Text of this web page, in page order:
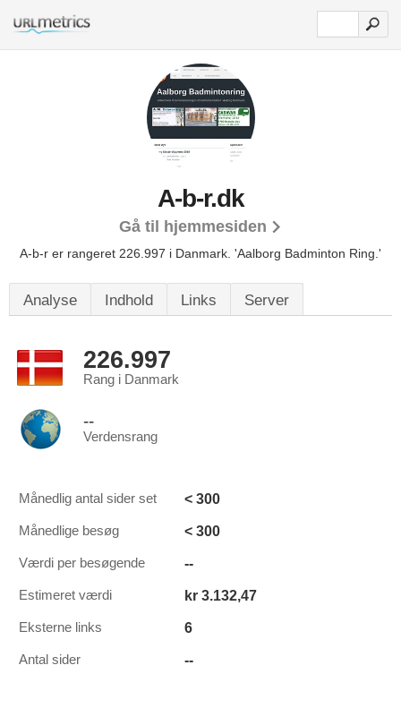
A-b-r.dk
Gå til hjemmesiden
A-b-r er rangeret 226.997 i Danmark. 'Aalborg Badminton Ring.'
Analyse Indhold Links Server
226.997
Rang i Danmark
--
Verdensrang
Månedlig antal sider set < 300
Månedlige besøg < 300
Værdi per besøgende --
Estimeret værdi kr 3.132,47
Eksterne links 6
Antal sider --